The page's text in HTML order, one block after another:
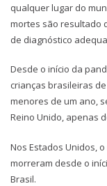
qualquer lugar do
mortes são resultado
de diagnóstico
Desde o início da
crianças brasileiras
menores de um ano,
Reino Unido, apenas
Nos Estados Unidos,
morreram desde o
Brasil.